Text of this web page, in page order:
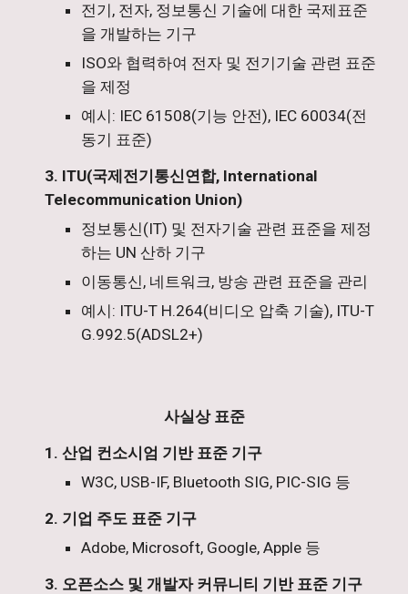
전기, 전자, 정보통신 기술에 대한 국제표준
을 개발하는 기구
ISO와 협력하여 전자 및 전기기술 관련 표준
을 제정
예시: IEC 61508(기능 안전), IEC 60034(전
동기 표준)
3. ITU(국제전기통신연합, International
Telecommunication Union)
정보통신(IT) 및 전자기술 관련 표준을 제정
하는 UN 산하 기구
이동통신, 네트워크, 방송 관련 표준을 관리
예시: ITU-T H.264(비디오 압축 기술), ITU-T
G.992.5(ADSL2+)
사실상 표준
1. 산업 컨소시엄 기반 표준 기구
W3C, USB-IF, Bluetooth SIG, PIC-SIG 등
2. 기업 주도 표준 기구
Adobe, Microsoft, Google, Apple 등
3. 오픈소스 및 개발자 커뮤니티 기반 표준 기구